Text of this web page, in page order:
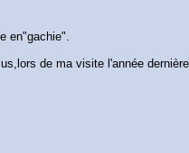
en"gachie".
de ma visite l'année